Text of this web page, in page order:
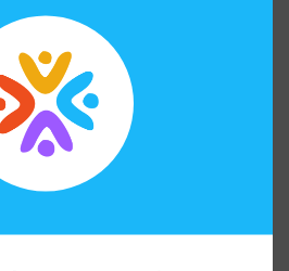
los mismos.
cesión o comunicación pública
otro acto que no haya sido expresamente
los derechos de explotación quedan
de un hiperenlace no implica en ningún
entre EL PROPIETARIO DE LA WEB y el
la que se establezca, ni la aceptación y
que se propongan establecer un